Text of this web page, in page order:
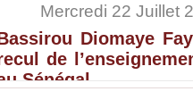
Mercredi 22 Juillet
Diomaye
de
Sénégal